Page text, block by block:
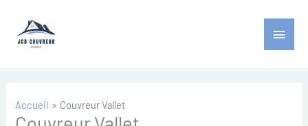
contenu
Menu
Accueil Couvreur Vallet